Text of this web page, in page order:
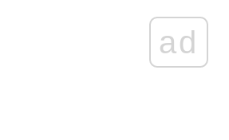
ad